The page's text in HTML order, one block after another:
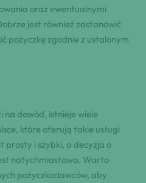
oraz ewentualnymi
jest również ‍zastanowić​
pożyczkę zgodnie ⁤z ​ustalonym
na‍ dowód, istnieje ⁤⁣wiele
które oferują takie‌ ‍usługi‍
prosty⁤ i⁤ szybki, a decyzja‌ o‌
natychmiastowa. Warto
⁢pożyczkodawców, aby⁢